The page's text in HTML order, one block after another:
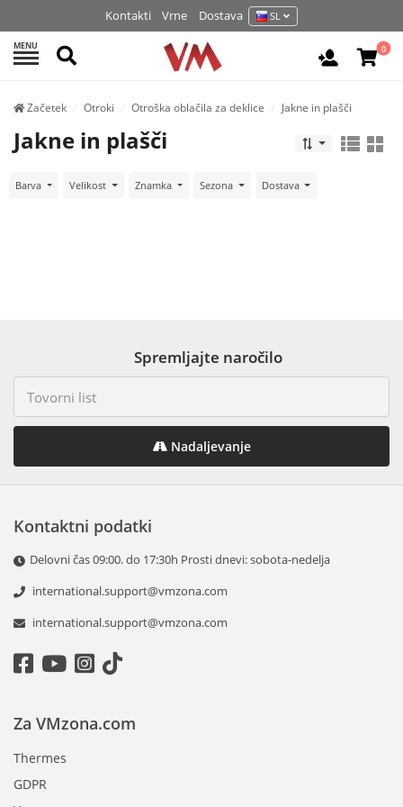
Kontakti Vrne Dostava SL
MENU Išči Prijava /
0
Začetek Otroki Otroška oblačila za deklice Jakne in plašči
Jakne in plašči
Barva Velikost Znamka Sezona Dostava
Spremljajte naročilo
Nadaljevanje
Kontaktni podatki
Delovni čas 09:00. do 17:30h Prosti dnevi: sobota-nedelja
international.support@vmzona.com
international.support@vmzona.com
Za VMzona.com
Thermes
GDPR